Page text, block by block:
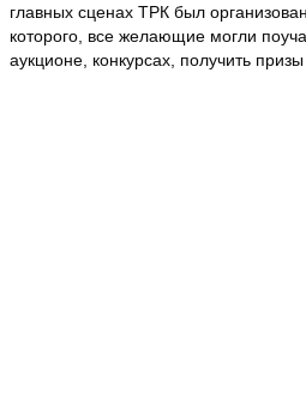
главных сценах ТРК был
которого, все желающие могли
аукционе, конкурсах, получить